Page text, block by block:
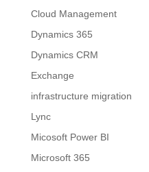
Cloud Management
Dynamics 365
Dynamics CRM
Exchange
infrastructure migration
Lync
Micosoft Power BI
Microsoft 365